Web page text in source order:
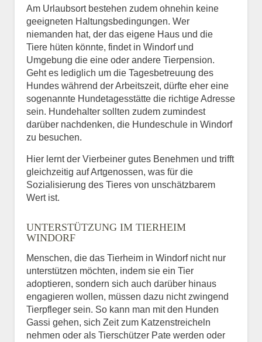
Am Urlaubsort bestehen zudem ohnehin keine
geeigneten Haltungsbedingungen. Wer
niemanden hat, der das eigene Haus und die
Tiere hüten könnte, findet in Windorf und
Umgebung die eine oder andere Tierpension.
Geht es lediglich um die Tagesbetreuung des
Hundes während der Arbeitszeit, dürfte eher eine
sogenannte Hundetagesstätte die richtige Adresse
sein. Hundehalter sollten zudem zumindest
darüber nachdenken, die Hundeschule in Windorf
zu besuchen.
Hier lernt der Vierbeiner gutes Benehmen und trifft
gleichzeitig auf Artgenossen, was für die
Sozialisierung des Tieres von unschätzbarem
Wert ist.
UNTERSTÜTZUNG IM TIERHEIM
WINDORF
Menschen, die das Tierheim in Windorf nicht nur
unterstützen möchten, indem sie ein Tier
adoptieren, sondern sich auch darüber hinaus
engagieren wollen, müssen dazu nicht zwingend
Tierpfleger sein. So kann man mit den Hunden
Gassi gehen, sich Zeit zum Katzenstreicheln
nehmen oder als Tierschützer Pate werden oder